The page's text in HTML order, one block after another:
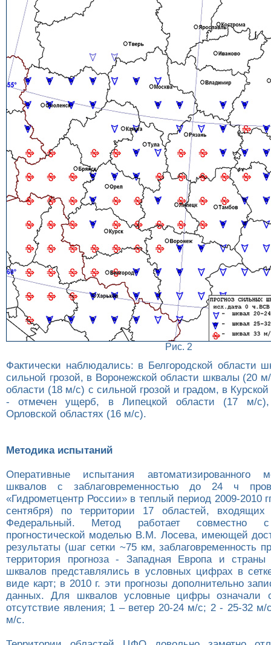
Рис. 2
Фактически наблюдались: в Белгородской области
сильной грозой, в Воронежской области шквалы (20
области (18 м/с) с сильной грозой и градом, в
- отмечен ущерб, в Липецкой области (17 м/c),
Орловской областях (16 м/с).
Методика испытаний
Оперативные испытания автоматизированного
шквалов с заблаговременностью до 24 ч
«Гидрометцентр России» в теплый период 2009-2010
сентября) по территории 17 областей,
Федеральный. Метод работает совместно c
прогностической моделью В.М. Лосева, имеющей
результаты (шаг сетки ~75 км, заблаговременность
территория прогноза - Западная Европа и
шквалов представлялись в условных цифрах в
виде карт; в 2010 г. эти прогнозы дополнительно
данных. Для шквалов условные цифры означали
отсутствие явления; 1 – ветер 20-24 м/c; 2 - 25-32 м/
м/c.